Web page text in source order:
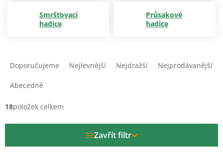
Smršťovací
hadice
Průsakové
hadice
í
Doporučujeme Nejlevnější Nejdražší Nejprodávanější
Abecedně
18položek celkem
Zavřít filtr